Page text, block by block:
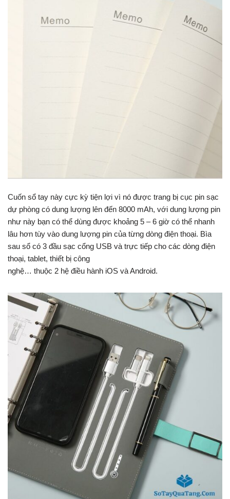
Cuốn sổ tay này cực kỳ tiện lợi vì nó được trang bị cục pin sạc
dự phòng có dung lượng lên đến 8000 mAh, với dung lượng pin
như này bạn có thể dùng được khoảng 5 – 6 giờ có thể nhanh
lâu hơn tùy vào dung lượng pin của từng dòng điện thoại. Bìa
sau sổ có 3 đầu sạc cổng USB và trực tiếp cho các dòng điện
thoại, tablet, thiết bị công
nghệ… thuộc 2 hệ điều hành iOS và Android.